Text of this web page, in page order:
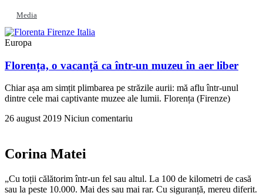
Media
Europa
Florența, o vacanță ca într-un muzeu în aer liber
Chiar așa am simțit plimbarea pe străzile aurii: mă aflu într-unul
dintre cele mai captivante muzee ale lumii. Florența (Firenze)
26 august 2019 Niciun comentariu
Corina Matei
„Cu toții călătorim într-un fel sau altul. La 100 de kilometri de casă
sau la peste 10.000. Mai des sau mai rar. Cu siguranță, mereu diferit.